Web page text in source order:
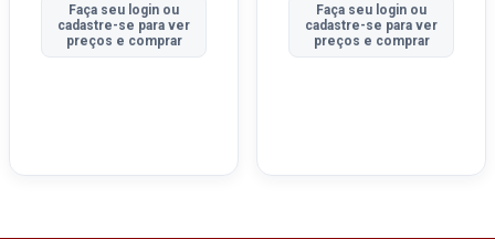
Faça seu login ou
cadastre-se para ver
preços e comprar
Faça seu login ou
cadastre-se para ver
preços e comprar